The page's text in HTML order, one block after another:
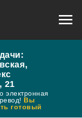
21
электронная
Вы
готовый